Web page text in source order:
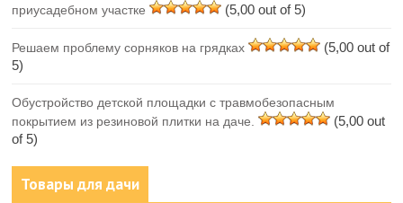
приусадебном участке
(5,00 out of 5)
Решаем проблему сорняков на грядках
(5,00 out of
5)
Обустройство детской площадки с травмобезопасным
покрытием из резиновой плитки на даче.
(5,00 out
of 5)
Товары для дачи